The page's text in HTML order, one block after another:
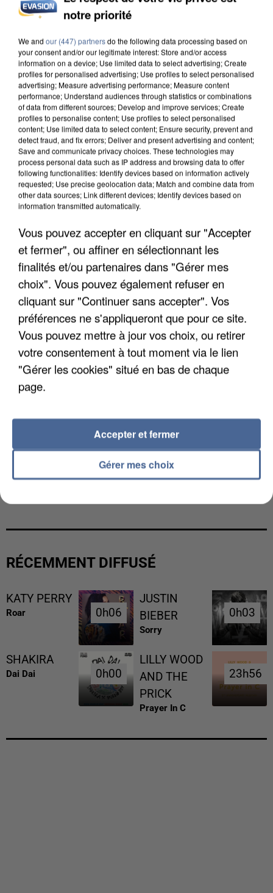
INCENDIES : L’ÎLE-DE-FRANCE LANCE UN ÉLAN
APRÈS TOUTES CES CANICULES, LES REFUGES
DE FAUNE SAUVAGE SONT...
L’UN DES FONDATEURS SUPPOSÉS DE LA DZ
RÉCEMMENT DIFFUSÉ
KATY PERRY
Roar 0h06
0h06
JUSTIN
BIEBER
Sorry
0h03
0h03
SHAKIRA
Dai Dai 0h00
0h00
LILLY WOOD
AND THE
PRICK
Prayer In C
23h56
23h56
notre priorité
We and our (447) partnersdo the following data processing based on
your consent and/or our legitimate interest: Store and/or access
information on a device; Use limited data to select advertising; Create
profiles for personalised advertising; Use profiles to select personalised
advertising; Measure advertising performance; Measure content
performance; Understand audiences through statistics or combinations
of data from different sources; Develop and improve services; Create
profiles to personalise content; Use profiles to select personalised
content; Use limited data to select content; Ensure security, prevent and
detect fraud, and fix errors; Deliver and present advertising and content;
Save and communicate privacy choices. These technologies may
process personal data such as IP address and browsing data to offer
following functionalities: Identify devices based on information actively
requested; Use precise geolocation data; Match and combine data from
other data sources; Link different devices; Identify devices based on
information transmitted automatically.
Vous pouvez accepter en cliquant sur "Accepter
et fermer", ou affiner en sélectionnant les
finalités et/ou partenaires dans "Gérer mes
choix". Vous pouvez également refuser en
cliquant sur "Continuer sans accepter". Vos
préférences ne s'appliqueront que pour ce site.
Vous pouvez mettre à jour vos choix, ou retirer
votre consentement à tout moment via le lien
"Gérer les cookies" situé en bas de chaque
page.
Gérer mes choix
Accepter et fermer